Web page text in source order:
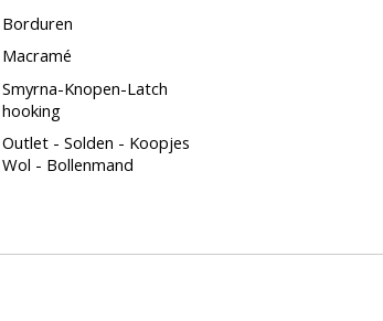
Borduren
Macramé
Smyrna-Knopen-Latch
hooking
Outlet - Solden - Koopjes
Wol - Bollenmand